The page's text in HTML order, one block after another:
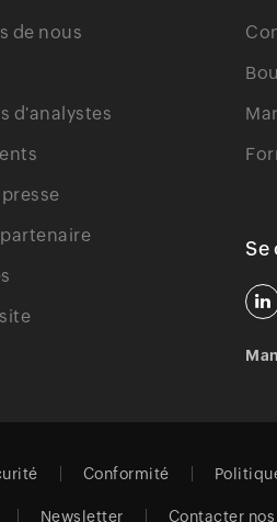
de nous
d'analystes
Se
Conformité
Newsletter Contacter